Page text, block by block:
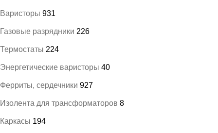
Варисторы 931
Газовые разрядники 226
Термостаты 224
Энергетические варисторы 40
Ферриты, сердечники 927
Изолента для трансформаторов 8
Каркасы 194